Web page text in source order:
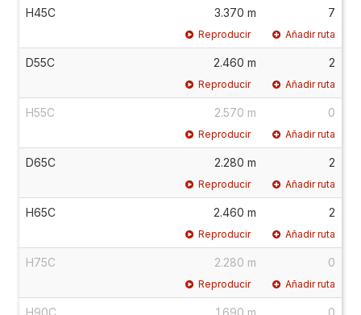
H45C 3.370 m 7
Reproducir Añadir ruta
D55C 2.460 m 2
Reproducir Añadir ruta
H55C 2.570 m 0
Reproducir Añadir ruta
D65C 2.280 m 2
Reproducir Añadir ruta
H65C 2.460 m 2
Reproducir Añadir ruta
H75C 2.280 m 0
Reproducir Añadir ruta
H90C 1.690 m 0